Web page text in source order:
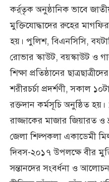
কর্র্তৃক অনুষ্ঠানিক ভাবে
মুক্তিযোদ্ধাদের রুহের
হয়। পুলিশ, বিএনসিসি,
রোভার স্কাউট, বয়স্কাউট ও
শিক্ষা প্রতিষ্ঠানের
শরীরচর্চা প্রদর্শণী, সকাল
রক্তদান কর্মসূচি অনুষ্ঠিত
রাজ্জাকের মাজার জিয়ারত ও
জেলা শিল্পকলা একাডেমী
দিবস-২০১৭ উপলক্ষে বীর
সন্তানদের সংবর্ধনা ও